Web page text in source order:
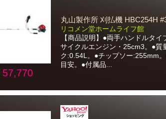
57,770
丸山製作所 刈払機 HBC254H
リコメン堂ホームライフ館
【商品説明】●両手ハンドルタ
サイクルエンジン・25cm3。●質
ク:0.54L。●チップソー:255mm
目安。●付属品...